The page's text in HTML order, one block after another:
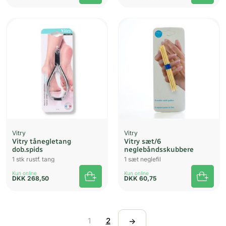
Vitry
Vitry tånegletang
dob.spids
1 stk rustf. tang
Kun online
DKK 268,50
Vitry
Vitry sæt/6
neglebåndsskubbere
1 sæt neglefil
Kun online
DKK 60,75
1 2 →